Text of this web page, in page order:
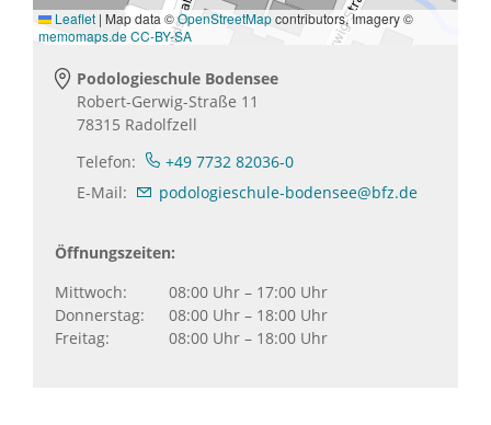
Podologieschule Bodensee
Robert-Gerwig-Straße 11
78315 Radolfzell
Telefon:
+49 7732 82036-0
E-Mail:
podologieschule-bodensee@bfz.de
Öffnungszeiten:
Mittwoch:
08:00 Uhr – 17:00 Uhr
Donnerstag:
08:00 Uhr – 18:00 Uhr
Freitag:
08:00 Uhr – 18:00 Uhr
Leaflet | Map data ©OpenStreetMapcontributors, Imagery ©
memomaps.deCC-BY-SA